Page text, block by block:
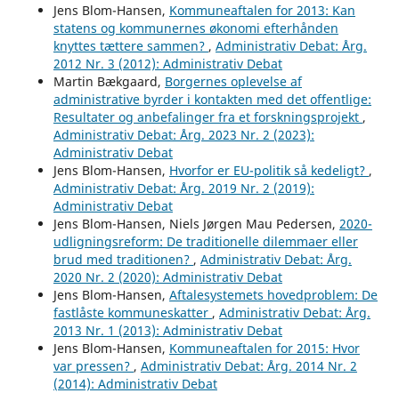
Jens Blom-Hansen, Kommuneaftalen for 2013: Kan
statens og kommunernes økonomi efterhånden
knyttes tættere sammen? , Administrativ Debat: Årg.
2012 Nr. 3 (2012): Administrativ Debat
Martin Bækgaard, Borgernes oplevelse af
administrative byrder i kontakten med det offentlige:
Resultater og anbefalinger fra et forskningsprojekt ,
Administrativ Debat: Årg. 2023 Nr. 2 (2023):
Administrativ Debat
Jens Blom-Hansen, Hvorfor er EU-politik så kedeligt? ,
Administrativ Debat: Årg. 2019 Nr. 2 (2019):
Administrativ Debat
Jens Blom-Hansen, Niels Jørgen Mau Pedersen, 2020-
udligningsreform: De traditionelle dilemmaer eller
brud med traditionen? , Administrativ Debat: Årg.
2020 Nr. 2 (2020): Administrativ Debat
Jens Blom-Hansen, Aftalesystemets hovedproblem: De
fastlåste kommuneskatter , Administrativ Debat: Årg.
2013 Nr. 1 (2013): Administrativ Debat
Jens Blom-Hansen, Kommuneaftalen for 2015: Hvor
var pressen? , Administrativ Debat: Årg. 2014 Nr. 2
(2014): Administrativ Debat